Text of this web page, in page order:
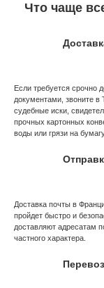
Что чаще
Если требуется срочно
документами, звоните в
судебные иски,
прочных картонных
воды или грязи на
Доставка почты в
пройдет быстро и
доставляют адресатам
частного характера.